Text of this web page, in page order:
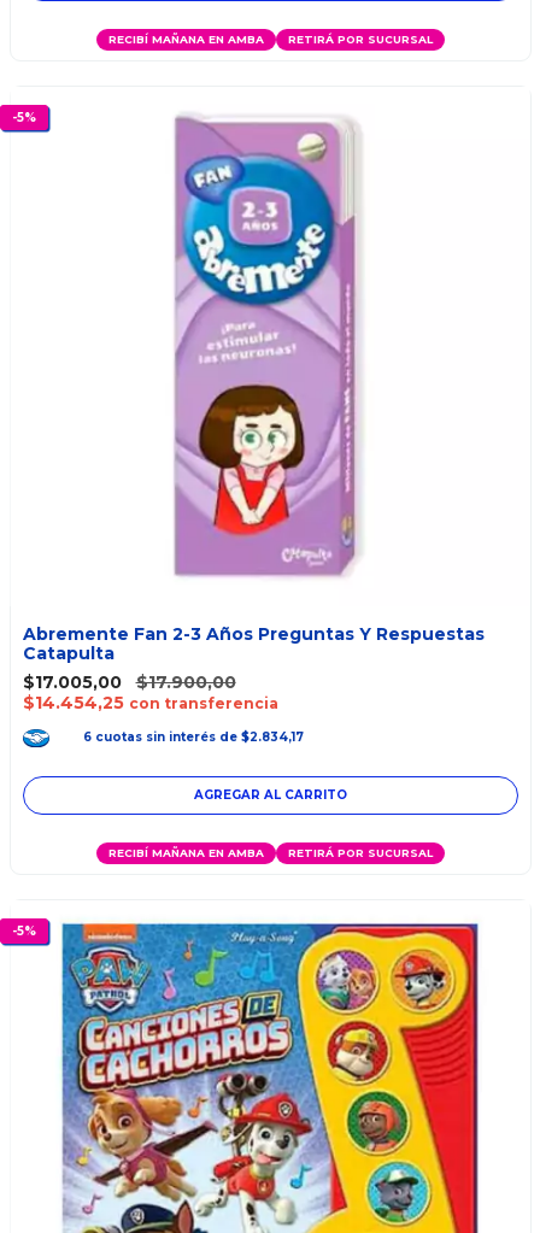
RECIBÍ MAÑANA EN AMBA RETIRÁ POR SUCURSAL
-5%
Abremente Fan 2-3 Años Preguntas Y Respuestas
Catapulta
$17.005,00
$17.900,00
$14.454,25 con transferencia
6 cuotas sin interés de $2.834,17
RECIBÍ MAÑANA EN AMBA RETIRÁ POR SUCURSAL
-5%